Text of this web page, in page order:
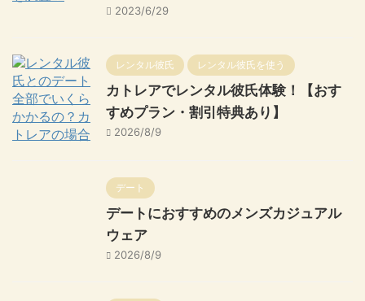
2023/6/29
レンタル彼氏 レンタル彼氏を使う
カトレアでレンタル彼氏体験！【おす
すめプラン・割引特典あり】
2026/8/9
デート
デートにおすすめのメンズカジュアル
ウェア
2026/8/9